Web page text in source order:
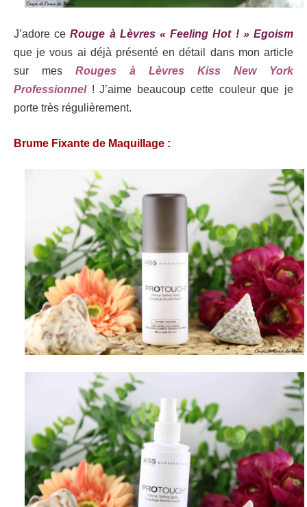
J’adore ceRouge à Lèvres « Feeling Hot ! » Egoism
que je vous ai déjà présenté en détail dans mon article
sur mes Rouges à Lèvres Kiss New York
Professionnel! J’aime beaucoup cette couleur que je
porte très régulièrement.
Brume Fixante de Maquillage :